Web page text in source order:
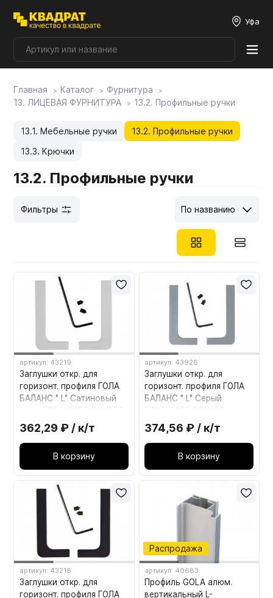
Уфа
Плитные материалы
Фурнитура
Столешницы
Мой ЭГГЕР
Мебельные образцы, каталоги
Главная Каталог
Фурнитура
13. ЛИЦЕВАЯ ФУРНИТУРА
13.2. Профильные ручки
13.1. Мебельные ручки
13.2. Профильные ручки
13.3. Крючки
13.2. Профильные ручки
По названию
Фильтры
артикул: 43219
Заглушки откр. для
горизонт. профиля ГОЛА
БАЛАНС " L" Сатиновый
362,29 ₽ / к/т
В корзину
артикул: 43926
Заглушки откр. для
горизонт. профиля ГОЛА
БАЛАНС " L" Серый
374,56 ₽ / к/т
В корзину
артикул: 43218
Заглушки откр. для
горизонт. профиля ГОЛА
Распродажа
артикул: 40683
Профиль GOLA алюм.
вертикальный L-